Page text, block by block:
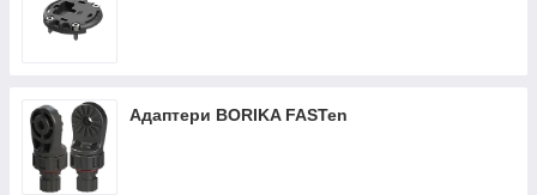
Адаптери BORIKA FASTen